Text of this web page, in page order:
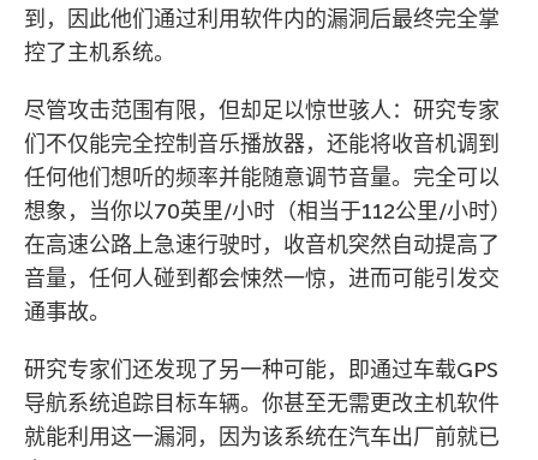
到，因此他们通过利用软件内的漏洞后最终完全掌
控了主机系统。
尽管攻击范围有限，但却足以惊世骇人：研究专家
们不仅能完全控制音乐播放器，还能将收音机调到
任何他们想听的频率并能随意调节音量。完全可以
想象，当你以70英里/小时（相当于112公里/小时）
在高速公路上急速行驶时，收音机突然自动提高了
音量，任何人碰到都会悚然一惊，进而可能引发交
通事故。
研究专家们还发现了另一种可能，即通过车载GPS
导航系统追踪目标车辆。你甚至无需更改主机软件
就能利用这一漏洞，因为该系统在汽车出厂前就已